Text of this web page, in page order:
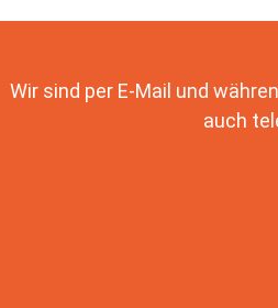
Wir sind per E-Mail und
auch